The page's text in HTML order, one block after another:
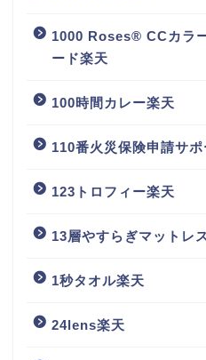
1000 Roses® CCカラ
ード楽天
100時間カレー楽天
110番火災保険申請サ
123トロフィー楽天
13層やすらぎマットレ
1秒タオル楽天
24lens楽天